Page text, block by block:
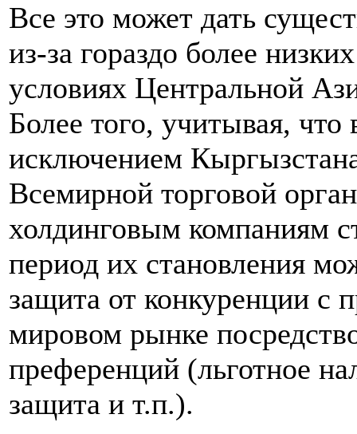
Все это может дать
из-за гораздо более
условиях Центральной
Более того, учитывая,
исключением
Всемирной торговой
холдинговым компаниям
период их становления
защита от конкуренции с
мировом рынке
преференций (льготное
защита и т.п.).